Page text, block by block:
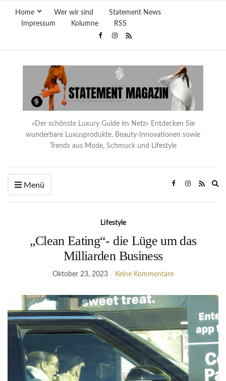
Home Wer wir sind
Statement News
Impressum
Kolumne RSS
«Der schönste Luxury Guide im Netz« Entdecken Sie
wunderbare Luxusprodukte, Beauty-Innovationen sowie
Trends aus Mode, Schmuck und Lifestyle
Menü
Lifestyle
„Clean Eating“- die Lüge um das
Milliarden Business
Oktober 23, 2023 Keine Kommentare